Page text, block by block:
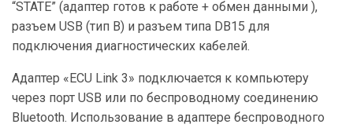
“STATE” (адаптер готов к работе + обмен данными ),
разъем USB (тип В) и разъем типа DВ15 для
подключения диагностических кабелей.
Адаптер «ECU Link 3» подключается к компьютеру
через порт USB или по беспроводному соединению
Bluetooth. Использование в адаптере беспроводного